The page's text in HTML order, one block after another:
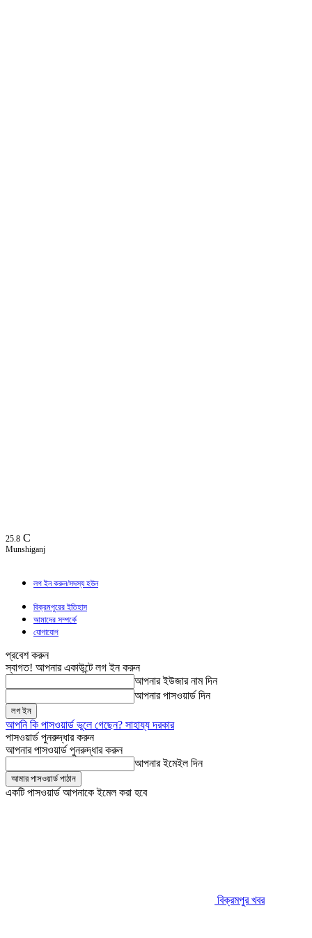
25.8 C
Munshiganj
লগ ইন করুন/সদস্য হউন
বিক্রমপুরের ইতিহাস
আমাদের সম্পর্কে
যোগাযোগ
প্রবেশ করুন
স্বাগত! আপনার একাউন্টে লগ ইন করুন
আপনার ইউজার নাম দিন
আপনার পাসওয়ার্ড দিন
আপনি কি পাসওয়ার্ড ভুলে গেছেন? সাহায্য দরকার
পাসওয়ার্ড পুনরুদ্ধার করুন
আপনার পাসওয়ার্ড পুনরুদ্ধার করুন
আপনার ইমেইল দিন
একটি পাসওয়ার্ড আপনাকে ইমেল করা হবে
বিক্রমপুর খবর